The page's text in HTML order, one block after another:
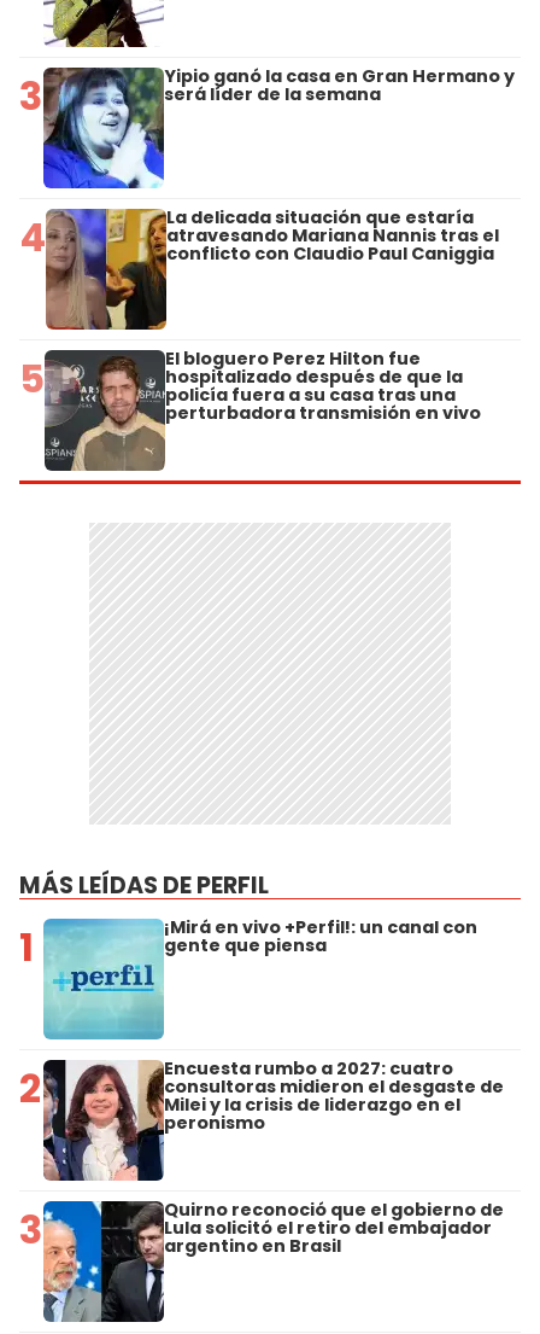
3 Yipio ganó la casa en Gran Hermano y
será líder de la semana
4 La delicada situación que estaría
atravesando Mariana Nannis tras el
conflicto con Claudio Paul Caniggia
5 El bloguero Perez Hilton fue
hospitalizado después de que la
policía fuera a su casa tras una
perturbadora transmisión en vivo
MÁS LEÍDAS DE PERFIL
1 ¡Mirá en vivo +Perfil!: un canal con
gente que piensa
2 Encuesta rumbo a 2027: cuatro
consultoras midieron el desgaste de
Milei y la crisis de liderazgo en el
peronismo
3 Quirno reconoció que el gobierno de
Lula solicitó el retiro del embajador
argentino en Brasil